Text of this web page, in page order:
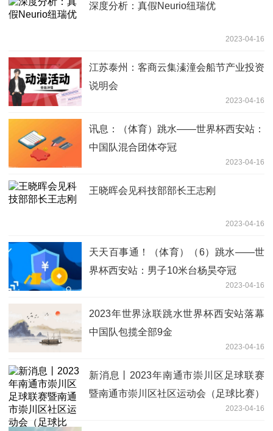
深度分析：真假Neurio纽瑞优
2023-04-16
江苏泰州：客商云集溱潼会船节产业投资
说明会
2023-04-16
讯息：（体育）跳水——世界杯西安站：
中国队混合团体夺冠
2023-04-16
王晓晖会见科技部部长王志刚
2023-04-16
天天百事通！（体育）（6）跳水——世
界杯西安站：男子10米台杨昊夺冠
2023-04-16
2023年世界泳联跳水世界杯西安站落幕
中国队包揽全部9金
2023-04-16
新消息丨2023年南通市崇川区足球联赛
暨南通市崇川区社区运动会（足球比赛）
2023-04-16